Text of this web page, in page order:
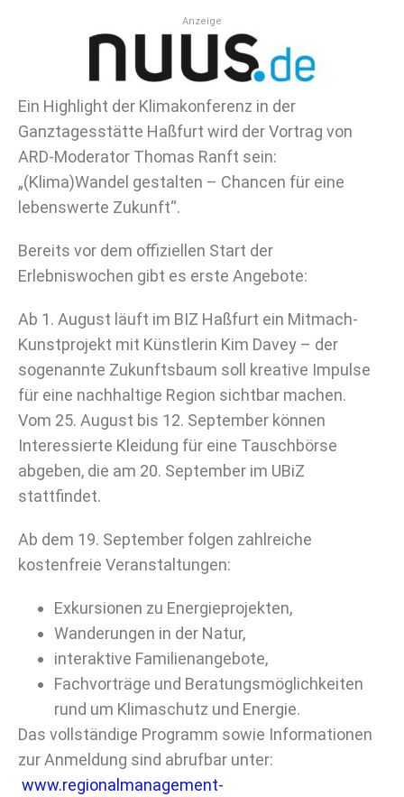
Anzeige
Ein Highlight der Klimakonferenz in der
Ganztagesstätte Haßfurt wird der Vortrag von
ARD-Moderator Thomas Ranft sein:
„(Klima)Wandel gestalten – Chancen für eine
lebenswerte Zukunft“.
Bereits vor dem offiziellen Start der
Erlebniswochen gibt es erste Angebote:
Ab 1. August läuft im BIZ Haßfurt ein Mitmach-
Kunstprojekt mit Künstlerin Kim Davey – der
sogenannte Zukunftsbaum soll kreative Impulse
für eine nachhaltige Region sichtbar machen.
Vom 25. August bis 12. September können
Interessierte Kleidung für eine Tauschbörse
abgeben, die am 20. September im UBiZ
stattfindet.
Ab dem 19. September folgen zahlreiche
kostenfreie Veranstaltungen:
Exkursionen zu Energieprojekten,
Wanderungen in der Natur,
interaktive Familienangebote,
Fachvorträge und Beratungsmöglichkeiten
rund um Klimaschutz und Energie.
Das vollständige Programm sowie Informationen
zur Anmeldung sind abrufbar unter:
www.regionalmanagement-